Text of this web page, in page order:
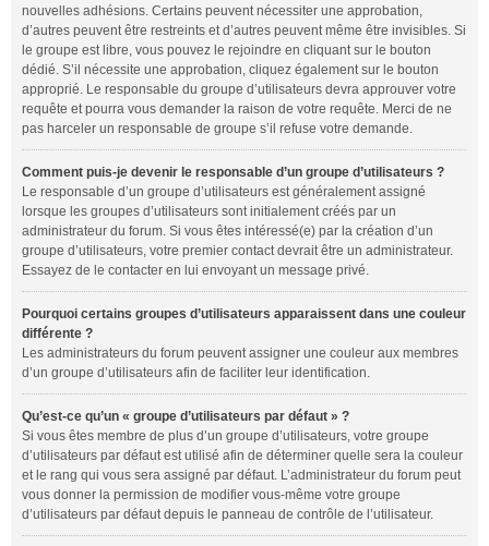
nouvelles adhésions. Certains peuvent nécessiter une approbation,
d’autres peuvent être restreints et d’autres peuvent même être invisibles. Si
le groupe est libre, vous pouvez le rejoindre en cliquant sur le bouton
dédié. S’il nécessite une approbation, cliquez également sur le bouton
approprié. Le responsable du groupe d’utilisateurs devra approuver votre
requête et pourra vous demander la raison de votre requête. Merci de ne
pas harceler un responsable de groupe s’il refuse votre demande.
Comment puis-je devenir le responsable d’un groupe d’utilisateurs ?
Le responsable d’un groupe d’utilisateurs est généralement assigné
lorsque les groupes d’utilisateurs sont initialement créés par un
administrateur du forum. Si vous êtes intéressé(e) par la création d’un
groupe d’utilisateurs, votre premier contact devrait être un administrateur.
Essayez de le contacter en lui envoyant un message privé.
Pourquoi certains groupes d’utilisateurs apparaissent dans une couleur
différente ?
Les administrateurs du forum peuvent assigner une couleur aux membres
d’un groupe d’utilisateurs afin de faciliter leur identification.
Qu’est-ce qu’un « groupe d’utilisateurs par défaut » ?
Si vous êtes membre de plus d’un groupe d’utilisateurs, votre groupe
d’utilisateurs par défaut est utilisé afin de déterminer quelle sera la couleur
et le rang qui vous sera assigné par défaut. L’administrateur du forum peut
vous donner la permission de modifier vous-même votre groupe
d’utilisateurs par défaut depuis le panneau de contrôle de l’utilisateur.